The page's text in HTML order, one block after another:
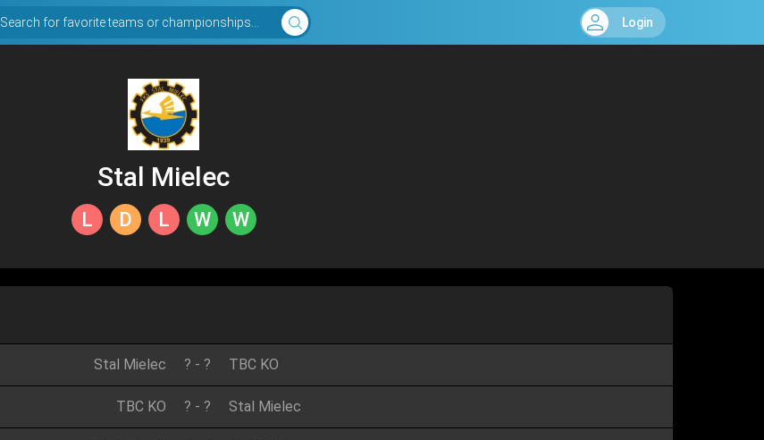
Search for favorite teams or championships... Login
Stal Mielec
L D L W W
Stal Mielec ? - ? TBC KO
TBC KO ? - ? Stal Mielec